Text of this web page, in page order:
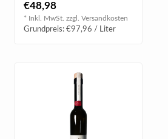
€48,98
* Inkl. MwSt. zzgl. Versandkosten
Grundpreis: €97,96 / Liter